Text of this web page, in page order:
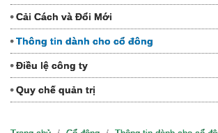
Cải Cách và Đổi Mới
Thông tin dành cho cổ đông
Điều lệ công ty
Quy chế quản trị